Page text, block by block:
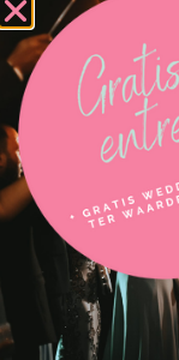
Parfum voor de
Er is geen één-
op je trouwdag zou
LEES VERDER
19/01/2022 Geen
Bekijk de